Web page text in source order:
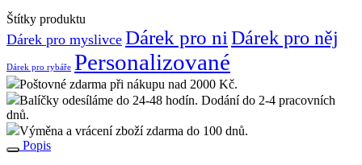
Štítky produktu
Dárek pro myslivce Dárek pro ni Dárek pro něj
Dárek pro rybáře Personalizované
Poštovné zdarma při nákupu nad 2000 Kč.
Balíčky odesíláme do 24-48 hodín. Dodání do 2-4 pracovních
dnů.
Výměna a vrácení zboží zdarma do 100 dnů.
Popis